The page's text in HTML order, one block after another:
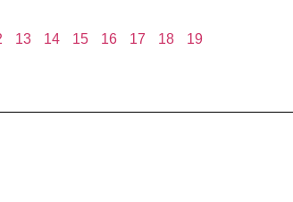
13 14 15 16 17 18
19